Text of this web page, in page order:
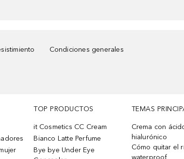
Condiciones generales
TOP PRODUCTOS
it Cosmetics CC Cream
Bianco Latte Perfume
Bye bye Under Eye
TEMAS
Crema con
hialurónico
Cómo quitar el
waterproof